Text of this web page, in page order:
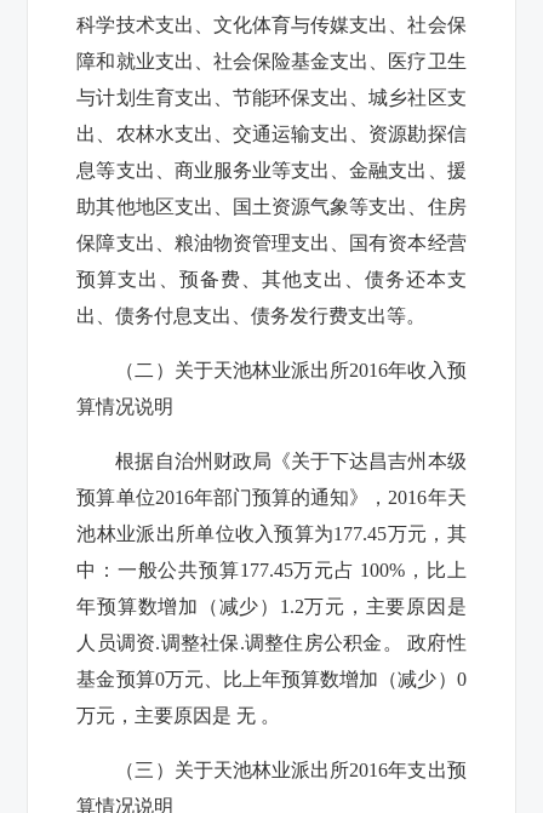
科学技术支出、文化体育与传媒支出、社会保
障和就业支出、社会保险基金支出、医疗卫生
与计划生育支出、节能环保支出、城乡社区支
出、农林水支出、交通运输支出、资源勘探信
息等支出、商业服务业等支出、金融支出、援
助其他地区支出、国土资源气象等支出、住房
保障支出、粮油物资管理支出、国有资本经营
预算支出、预备费、其他支出、债务还本支
出、债务付息支出、债务发行费支出等。
（二）关于天池林业派出所2016年收入预
算情况说明
根据自治州财政局《关于下达昌吉州本级
预算单位2016年部门预算的通知》，2016年天
池林业派出所单位收入预算为177.45万元，其
中：一般公共预算177.45万元占 100%，比上
年预算数增加（减少）1.2万元，主要原因是
人员调资.调整社保.调整住房公积金。政府性
基金预算0万元、
比上年预算数增加（减少）0
万元，主要原因是 无 。
（三）关于天池林业派出所2016年支出预
算情况说明